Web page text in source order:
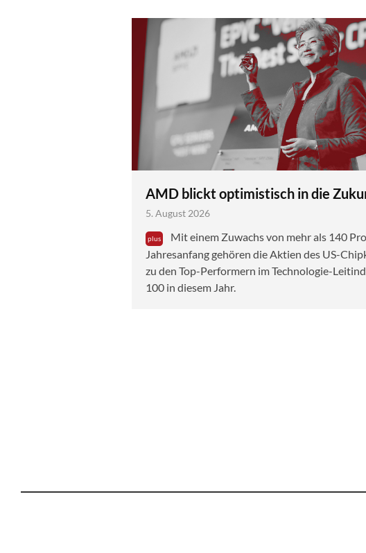
AMD blickt optimistisch in die
5. August 2026
Mit einem Zuwachs von mehr als 140
Jahresanfang gehören die Aktien des US-
zu den Top-Performern im Technologie-
100 in diesem Jahr.